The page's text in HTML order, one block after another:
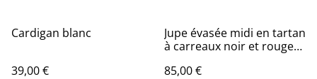
Cardigan blanc
39,00 €
Jupe évasée midi en tartan
à carreaux noir et rouge
85,00 €